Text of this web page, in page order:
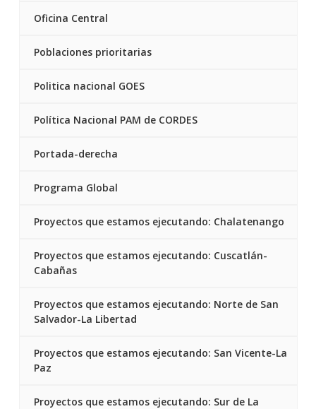
Oficina Central
Poblaciones prioritarias
Politica nacional GOES
Política Nacional PAM de CORDES
Portada-derecha
Programa Global
Proyectos que estamos ejecutando: Chalatenango
Proyectos que estamos ejecutando: Cuscatlán-
Cabañas
Proyectos que estamos ejecutando: Norte de San
Salvador-La Libertad
Proyectos que estamos ejecutando: San Vicente-La
Paz
Proyectos que estamos ejecutando: Sur de La